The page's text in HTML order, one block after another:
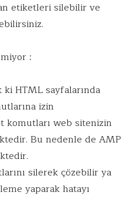
etiketleri silebilir ve
:
ki HTML sayfalarında
izin
komutları web sitenizin
Bu nedenle de AMP
silerek çözebilir ya
yaparak hatayı